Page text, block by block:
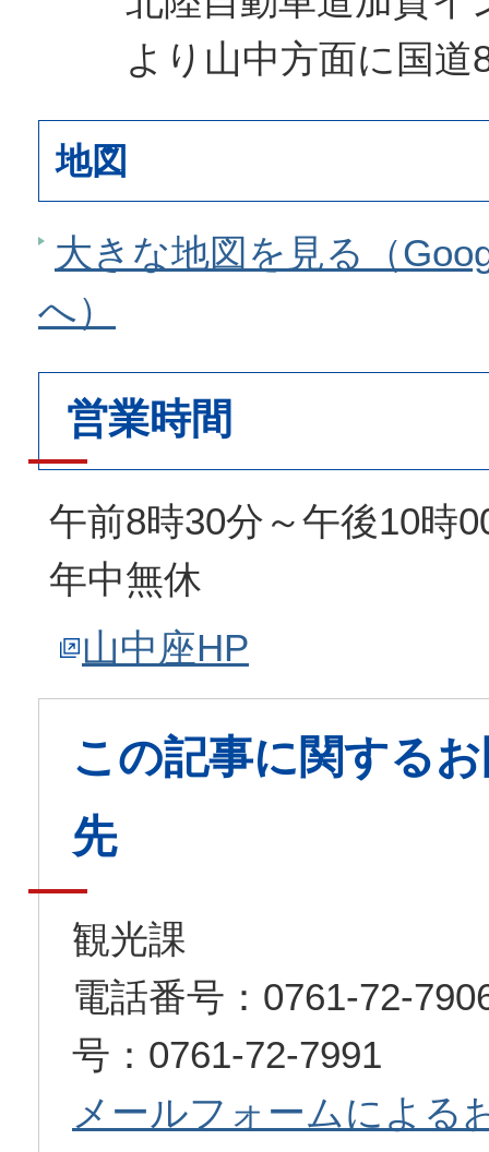
より山中方面に国道
地図
大きな地図を見る（
へ）
営業時間
午前8時30分～午後10時
年中無休
山中座HP
この記事に関する
先
観光課
電話番号：0761-72-
号：0761-72-7991
メールフォームによる